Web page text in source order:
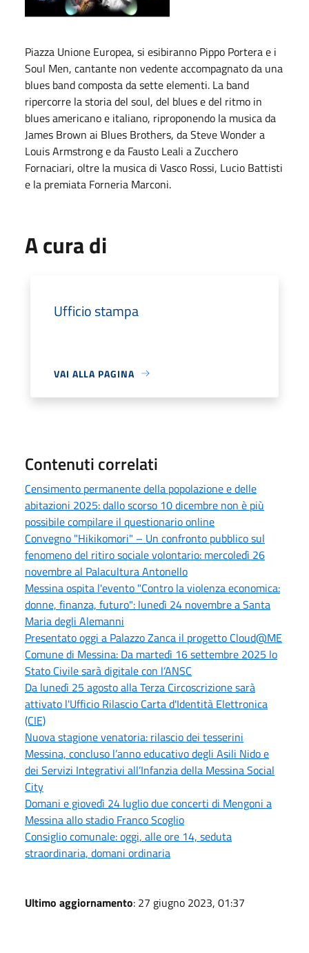
Piazza Unione Europea, si esibiranno Pippo Portera e i
Soul Men, cantante non vedente accompagnato da una
blues band composta da sette elementi. La band
ripercorre la storia del soul, del blues e del ritmo in
blues americano e italiano, riproponendo la musica da
James Brown ai Blues Brothers, da Steve Wonder a
Louis Armstrong e da Fausto Leali a Zucchero
Fornaciari, oltre la musica di Vasco Rossi, Lucio Battisti
e la premiata Forneria Marconi.
A cura di
Ufficio stampa
VAI ALLA PAGINA
Contenuti correlati
Censimento permanente della popolazione e delle
abitazioni 2025: dallo scorso 10 dicembre non è più
possibile compilare il questionario online
Convegno "Hikikomori" – Un confronto pubblico sul
fenomeno del ritiro sociale volontario: mercoledì 26
novembre al Palacultura Antonello
Messina ospita l'evento "Contro la violenza economica:
donne, finanza, futuro": lunedì 24 novembre a Santa
Maria degli Alemanni
Presentato oggi a Palazzo Zanca il progetto Cloud@ME
Comune di Messina: Da martedì 16 settembre 2025 lo
Stato Civile sarà digitale con l’ANSC
Da lunedì 25 agosto alla Terza Circoscrizione sarà
attivato l'Ufficio Rilascio Carta d'Identità Elettronica
(CIE)
Nuova stagione venatoria: rilascio dei tesserini
Messina, concluso l’anno educativo degli Asili Nido e
dei Servizi Integrativi all’Infanzia della Messina Social
City
Domani e giovedì 24 luglio due concerti di Mengoni a
Messina allo stadio Franco Scoglio
Consiglio comunale: oggi, alle ore 14, seduta
straordinaria, domani ordinaria
Ultimo aggiornamento: 27 giugno 2023, 01:37